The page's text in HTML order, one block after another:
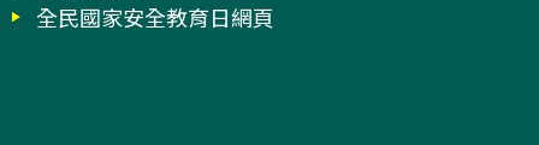
全民國家安全教育日網頁